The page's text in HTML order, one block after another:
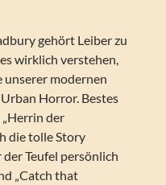
gehört Leiber zu
wirklich verstehen,
unserer modernen
Horror. Bestes
der
die tolle Story
der Teufel persönlich
„Catch that